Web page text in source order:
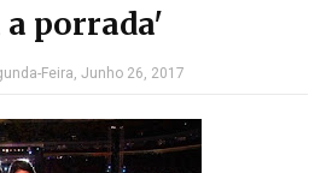
porrada'
Feira, Junho 26, 2017